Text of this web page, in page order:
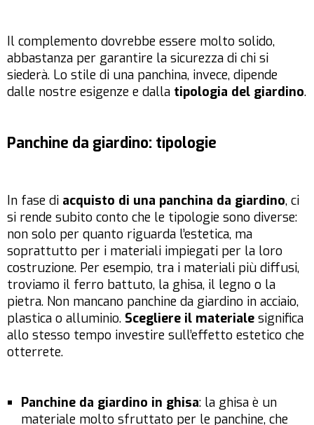
Il complemento dovrebbe essere molto solido,
abbastanza per garantire la sicurezza di chi si
siederà. Lo stile di una panchina, invece, dipende
dalle nostre esigenze e dalla tipologia del giardino.
Panchine da giardino: tipologie
In fase di acquisto di una panchina da giardino, ci
si rende subito conto che le tipologie sono diverse:
non solo per quanto riguarda l’estetica, ma
soprattutto per i materiali impiegati per la loro
costruzione. Per esempio, tra i materiali più diffusi,
troviamo il ferro battuto, la ghisa, il legno o la
pietra. Non mancano panchine da giardino in acciaio,
plastica o alluminio. Scegliere il materiale significa
allo stesso tempo investire sull’effetto estetico che
otterrete.
Panchine da giardino in ghisa: la ghisa è un
materiale molto sfruttato per le panchine, che